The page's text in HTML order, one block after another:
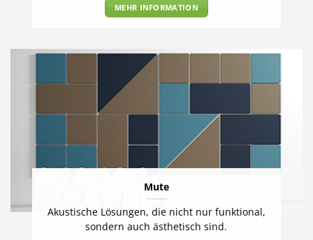
MEHR INFORMATION
Mute
Akustische Lösungen, die nicht nur funktional,
sondern auch ästhetisch sind.